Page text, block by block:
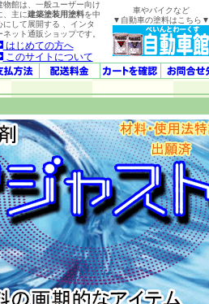
物館は、一般ユーザー向け
、主に建築塗装用塗料を中
にして展開する 、インタ
ネット通販ショップです。
はじめての方へ
このサイトについて
車やバイクなど
▼自動車の塗料はこちら▼